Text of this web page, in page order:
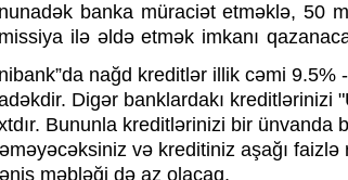
banka müraciət etməklə, 50
ilə əldə etmək imkanı
nağd kreditlər illik cəmi 9.5%
Digər banklardakı kreditlərinizi
Bununla kreditlərinizi bir ünvanda
və kreditiniz aşağı faizlə
məbləği də az olacaq.